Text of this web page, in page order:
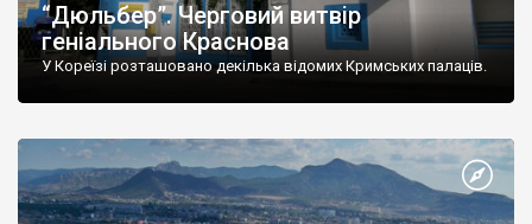
“Дюльбер”. Черговий витвір
геніального Краснова
У Кореїзі розташовано декілька відомих Кримських палаців.